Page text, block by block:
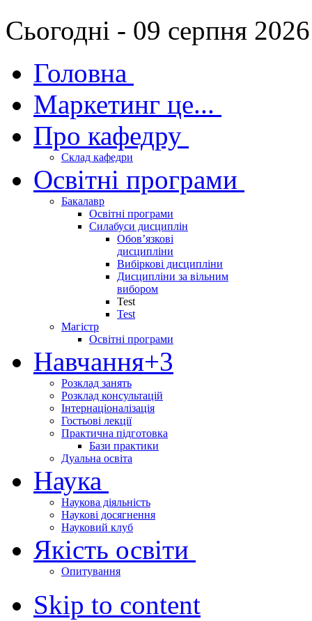
Сьогодні - 09 серпня
Головна
Маркетинг це...
Про кафедру
Склад кафедри
Освітні програми
Бакалавр
Освітні програми
Силабуси дисциплін
Обов’язкові
дисципліни
Вибіркові дисципліни
Дисципліни за вільним
вибором
Test
Test
Магістр
Освітні програми
Навчання+3
Розклад занять
Розклад консультацій
Інтернаціоналізація
Гостьові лекції
Практична підготовка
Бази практики
Дуальна освіта
Наука
Наукова діяльність
Наукові досягнення
Науковий клуб
Якість освіти
Опитування
Skip to content